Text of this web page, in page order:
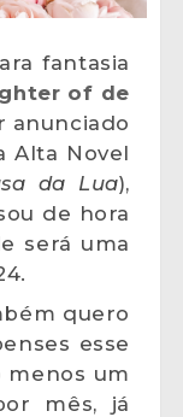
fantasia
of de
anunciado
Alta Novel
da Lua),
de hora
será uma
quero
esse
menos um
mês, já